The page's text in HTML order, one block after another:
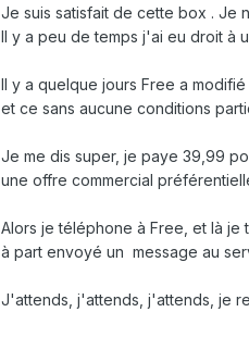
Je suis satisfait de cette box . Je
Il y a peu de temps j'ai eu droit à
Il y a quelque jours Free a
et ce sans aucune conditions
Je me dis super, je paye 39,99
une offre commercial
Alors je téléphone à Free, et là
à part envoyé un message au
J'attends, j'attends, j'attends, je